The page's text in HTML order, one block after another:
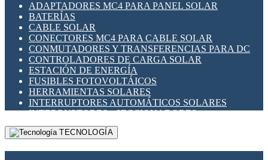
ADAPTADORES MC4 PARA PANEL SOLAR
BATERÍAS
CABLE SOLAR
CONECTORES MC4 PARA CABLE SOLAR
CONMUTADORES Y TRANSFERENCIAS PARA DC
CONTROLADORES DE CARGA SOLAR
ESTACIÓN DE ENERGÍA
FUSIBLES FOTOVOLTÁICOS
HERRAMIENTAS SOLARES
INTERRUPTORES AUTOMÁTICOS SOLARES
INTERRUPTORES - SECCIONADORES
FOTOVOLTÁICOS
MONTAJE PANEL SOLAR
TECNOLOGÍA